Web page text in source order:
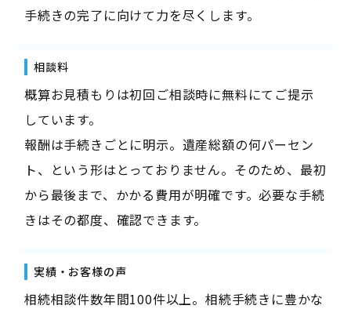
手続きの完了に向けて力を尽くします。
相談料
概算お見積もりは初回ご相談時に無料にてご提示
しています。
報酬は手続きごとに明示。遺産総額の何パーセン
ト、という形はとっておりません。そのため、最初
から最後まで、かかる費用が明確です。必要な手続
きはその都度、確認できます。
実績・お客様の声
相続相談件数年間100件以上。相続手続きに豊かな